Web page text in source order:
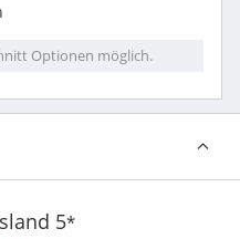
Optionen möglich.
5*